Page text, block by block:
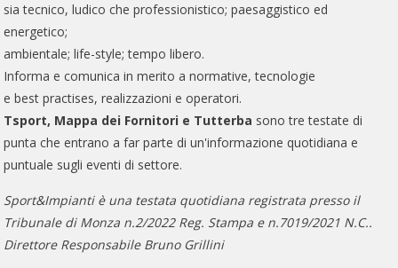
sia tecnico, ludico che professionistico; paesaggistico ed
energetico;
ambientale; life-style; tempo libero.
Informa e comunica in merito a normative, tecnologie
e best practises, realizzazioni e operatori.
Tsport, Mappa dei Fornitori e Tutterba sono tre testate di
punta che entrano a far parte di un'informazione quotidiana e
puntuale sugli eventi di settore.
Sport&Impianti è una testata quotidiana registrata presso il
Tribunale di Monza n.2/2022 Reg. Stampa e n.7019/2021 N.C..
Direttore Responsabile Bruno Grillini